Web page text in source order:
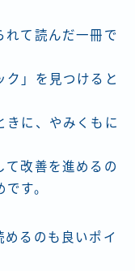
れて読んだ一冊で
ク」を見つけると
きに、やみくもに
て改善を進めるの
す。
るのも良いポイ